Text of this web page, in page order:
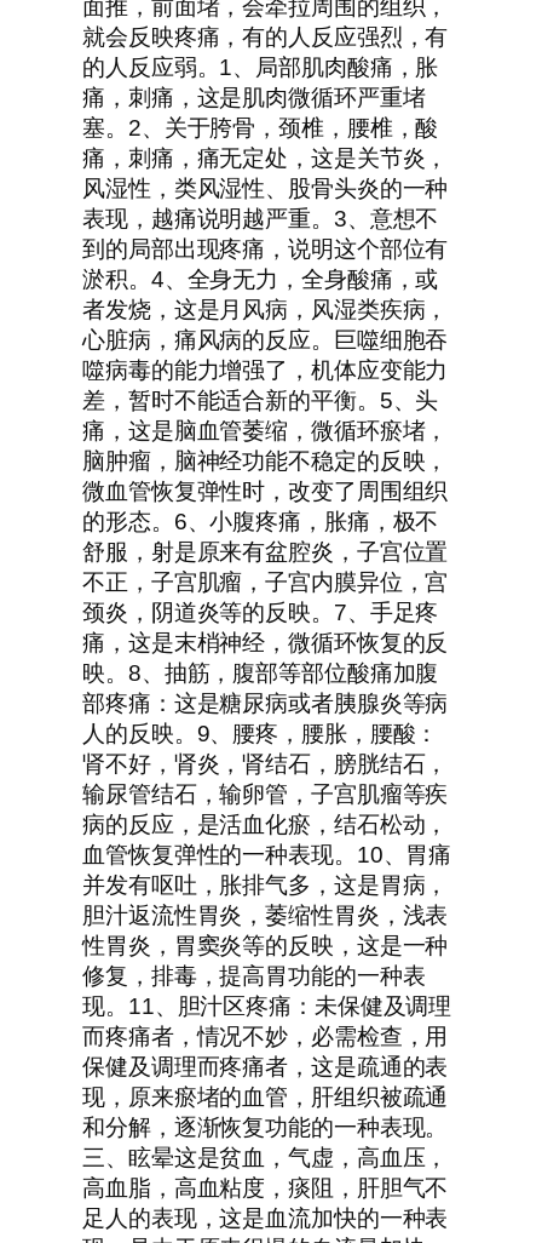
面推，前面堵，会牵拉周围的组织，
就会反映疼痛，有的人反应强烈，有
的人反应弱。1、局部肌肉酸痛，胀
痛，刺痛，这是肌肉微循环严重堵
塞。2、关于胯骨，颈椎，腰椎，酸
痛，刺痛，痛无定处，这是关节炎，
风湿性，类风湿性、股骨头炎的一种
表现，越痛说明越严重。3、意想不
到的局部出现疼痛，说明这个部位有
淤积。4、全身无力，全身酸痛，或
者发烧，这是月风病，风湿类疾病，
心脏病，痛风病的反应。巨噬细胞吞
噬病毒的能力增强了，机体应变能力
差，暂时不能适合新的平衡。5、头
痛，这是脑血管萎缩，微循环瘀堵，
脑肿瘤，脑神经功能不稳定的反映，
微血管恢复弹性时，改变了周围组织
的形态。6、小腹疼痛，胀痛，极不
舒服，射是原来有盆腔炎，子宫位置
不正，子宫肌瘤，子宫内膜异位，宫
颈炎，阴道炎等的反映。7、手足疼
痛，这是末梢神经，微循环恢复的反
映。8、抽筋，腹部等部位酸痛加腹
部疼痛：这是糖尿病或者胰腺炎等病
人的反映。9、腰疼，腰胀，腰酸：
肾不好，肾炎，肾结石，膀胱结石，
输尿管结石，输卵管，子宫肌瘤等疾
病的反应，是活血化瘀，结石松动，
血管恢复弹性的一种表现。10、胃痛
并发有呕吐，胀排气多，这是胃病，
胆汁返流性胃炎，萎缩性胃炎，浅表
性胃炎，胃窦炎等的反映，这是一种
修复，排毒，提高胃功能的一种表
现。11、胆汁区疼痛：未保健及调理
而疼痛者，情况不妙，必需检查，用
保健及调理而疼痛者，这是疏通的表
现，原来瘀堵的血管，肝组织被疏通
和分解，逐渐恢复功能的一种表现。
三、眩晕这是贫血，气虚，高血压，
高血脂，高血粘度，痰阻，肝胆气不
足人的表现，这是血流加快的一种表